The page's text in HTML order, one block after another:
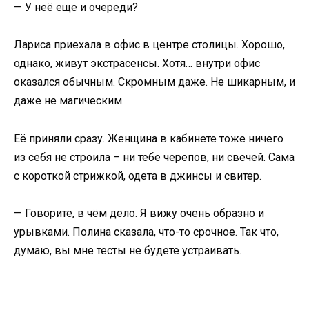
— У неё еще и очереди?
Лариса приехала в офис в центре столицы. Хорошо,
однако, живут экстрасенсы. Хотя… внутри офис
оказался обычным. Скромным даже. Не шикарным, и
даже не магическим.
Её приняли сразу. Женщина в кабинете тоже ничего
из себя не строила – ни тебе черепов, ни свечей. Сама
с короткой стрижкой, одета в джинсы и свитер.
— Говорите, в чём дело. Я вижу очень образно и
урывками. Полина сказала, что-то срочное. Так что,
думаю, вы мне тесты не будете устраивать.